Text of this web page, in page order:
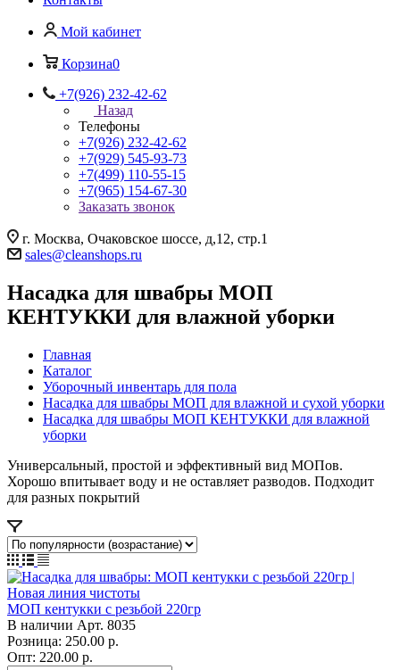
Мой кабинет
Корзина0
+7(926) 232-42-62
Назад
Телефоны
+7(926) 232-42-62
+7(929) 545-93-73
+7(499) 110-55-15
+7(965) 154-67-30
Заказать звонок
г. Москва, Очаковское шоссе, д,12, стр.1
sales@cleanshops.ru
Насадка для швабры МОП
КЕНТУККИ для влажной уборки
Главная
Каталог
Уборочный инвентарь для пола
Насадка для швабры МОП для влажной и сухой уборки
Насадка для швабры МОП КЕНТУККИ для влажной
уборки
Универсальный, простой и эффективный вид МОПов.
Хорошо впитывает воду и не оставляет разводов. Подходит
для разных покрытий
МОП кентукки с резьбой 220гр
В наличии Арт. 8035
Розница: 250.00 р.
Опт: 220.00 р.